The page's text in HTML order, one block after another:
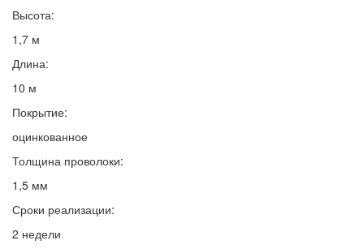
Высота:
1,7 м
Длина:
10 м
Покрытие:
оцинкованное
Толщина проволоки:
1,5 мм
Сроки реализации:
2 недели